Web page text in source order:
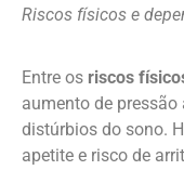
Riscos físicos e
Entre os riscos
aumento de
distúrbios do sono.
apetite e risco de